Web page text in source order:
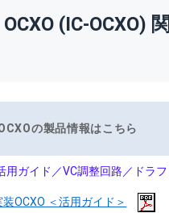
(IC-OCXO)
の製品情報はこちら
用ガイド／VC調整回路／ドラ
OCXO ＜活用ガイド＞